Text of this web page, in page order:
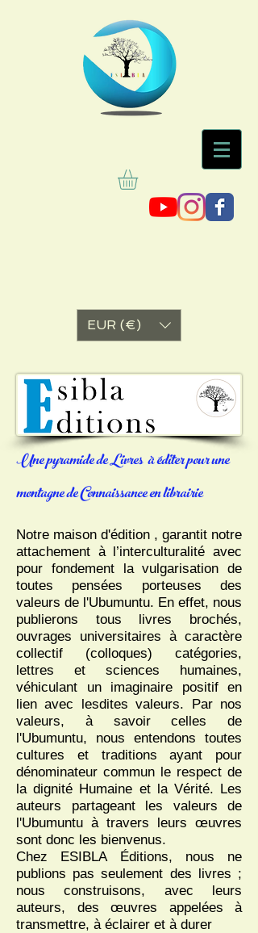
EUR (€)
Une pyramide de Livres à éditer pour une
montagne de Connaissance en librairie
Notre maison d'édition , garantit notre
attachement à l’interculturalité avec
pour fondement la vulgarisation de
toutes pensées porteuses des
valeurs de l'Ubumuntu. En effet, nous
publierons tous livres brochés,
ouvrages universitaires à caractère
collectif (colloques) catégories,
lettres et sciences humaines,
véhiculant un imaginaire positif en
lien avec lesdites valeurs. Par nos
valeurs, à savoir celles de
l'Ubumuntu, nous entendons toutes
cultures et traditions ayant pour
dénominateur commun le respect de
la dignité Humaine et la Vérité. Les
auteurs partageant les valeurs de
l'Ubumuntu à travers leurs œuvres
sont donc les bienvenus.
Chez ESIBLA Éditions, nous ne
publions pas seulement des livres ;
nous construisons, avec leurs
auteurs, des œuvres appelées à
transmettre, à éclairer et à durer